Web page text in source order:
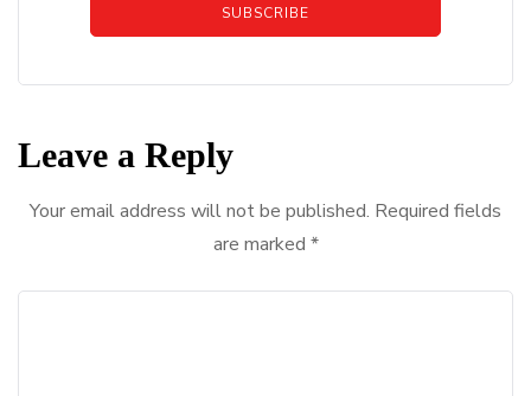
SUBSCRIBE
Leave a Reply
Your email address will not be published. Required fields
are marked *